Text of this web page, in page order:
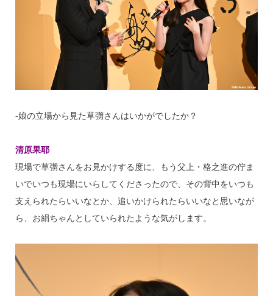
‐娘の立場から見た草彅さんはいかがでしたか？
清原果耶
現場で草彅さんをお見かけする度に、もう父上・格之進の佇ま
いでいつも現場にいらしてくださったので、その背中をいつも
支えられたらいいなとか、追いかけられたらいいなと思いなが
ら、お絹ちゃんとしていられたような気がします。